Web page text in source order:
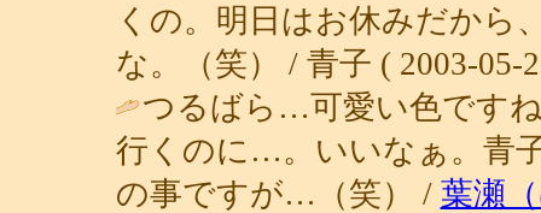
くの。明日はお休みだから
な。（笑） / 青子 ( 2003-05-
つるばら…可愛い色です
行くのに…。いいなぁ。青
の事ですが…（笑） / 葉瀬